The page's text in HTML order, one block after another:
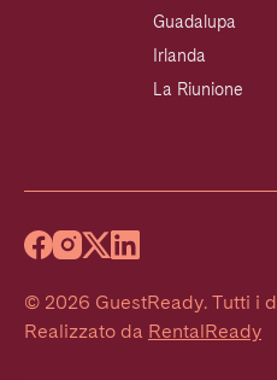
Guadalupa
Irlanda
La Riunione
© 2026 GuestReady. Tutti i
Realizzato da RentalReady